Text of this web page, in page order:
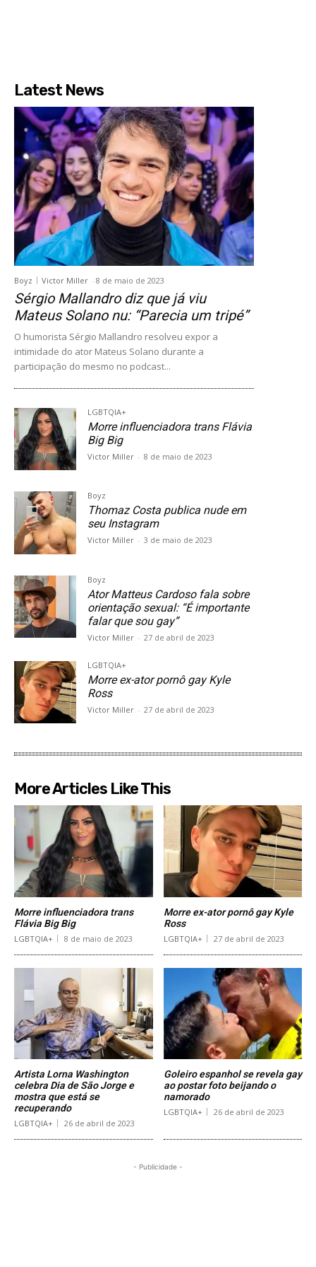
Latest News
Boyz Victor Miller - 8 de maio de 2023
Sérgio Mallandro diz que já viu
Mateus Solano nu: “Parecia um tripé”
O humorista Sérgio Mallandro resolveu expor a
intimidade do ator Mateus Solano durante a
participação do mesmo no podcast...
LGBTQIA+
Morre influenciadora trans Flávia
Big Big
Victor Miller - 8 de maio de 2023
Boyz
Thomaz Costa publica nude em
seu Instagram
Victor Miller - 3 de maio de 2023
Boyz
Ator Matteus Cardoso fala sobre
orientação sexual: “É importante
falar que sou gay”
Victor Miller - 27 de abril de 2023
LGBTQIA+
Morre ex-ator pornô gay Kyle
Ross
Victor Miller - 27 de abril de 2023
More Articles Like This
Morre influenciadora trans
Flávia Big Big
LGBTQIA+ 8 de maio de 2023
Morre ex-ator pornô gay Kyle
Ross
LGBTQIA+ 27 de abril de 2023
Artista Lorna Washington
celebra Dia de São Jorge e
mostra que está se
recuperando
LGBTQIA+ 26 de abril de 2023
Goleiro espanhol se revela gay
ao postar foto beijando o
namorado
LGBTQIA+ 26 de abril de 2023
- Publicidade -